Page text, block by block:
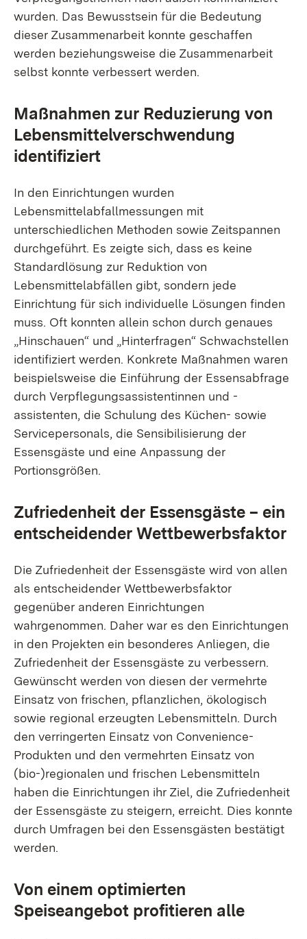
wurden. Das Bewusstsein für die Bedeutung
dieser Zusammenarbeit konnte geschaffen
werden beziehungsweise die Zusammenarbeit
selbst konnte verbessert werden.
Maßnahmen zur Reduzierung von
Lebensmittelverschwendung
identifiziert
In den Einrichtungen wurden
Lebensmittelabfallmessungen mit
unterschiedlichen Methoden sowie Zeitspannen
durchgeführt. Es zeigte sich, dass es keine
Standardlösung zur Reduktion von
Lebensmittelabfällen gibt, sondern jede
Einrichtung für sich individuelle Lösungen finden
muss. Oft konnten allein schon durch genaues
„Hinschauen“ und „Hinterfragen“ Schwachstellen
identifiziert werden. Konkrete Maßnahmen waren
beispielsweise die Einführung der Essensabfrage
durch Verpflegungsassistentinnen und -
assistenten, die Schulung des Küchen- sowie
Servicepersonals, die Sensibilisierung der
Essensgäste und eine Anpassung der
Portionsgrößen.
Zufriedenheit der Essensgäste – ein
entscheidender Wettbewerbsfaktor
Die Zufriedenheit der Essensgäste wird von allen
als entscheidender Wettbewerbsfaktor
gegenüber anderen Einrichtungen
wahrgenommen. Daher war es den Einrichtungen
in den Projekten ein besonderes Anliegen, die
Zufriedenheit der Essensgäste zu verbessern.
Gewünscht werden von diesen der vermehrte
Einsatz von frischen, pflanzlichen, ökologisch
sowie regional erzeugten Lebensmitteln. Durch
den verringerten Einsatz von Convenience-
Produkten und den vermehrten Einsatz von
(bio-)regionalen und frischen Lebensmitteln
haben die Einrichtungen ihr Ziel, die Zufriedenheit
der Essensgäste zu steigern, erreicht. Dies konnte
durch Umfragen bei den Essensgästen bestätigt
werden.
Von einem optimierten
Speiseangebot profitieren alle